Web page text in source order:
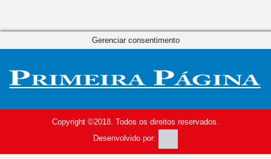
Copyright ©2018. Todos os direitos reservados.
Desenvolvido por:
Gerenciar consentimento